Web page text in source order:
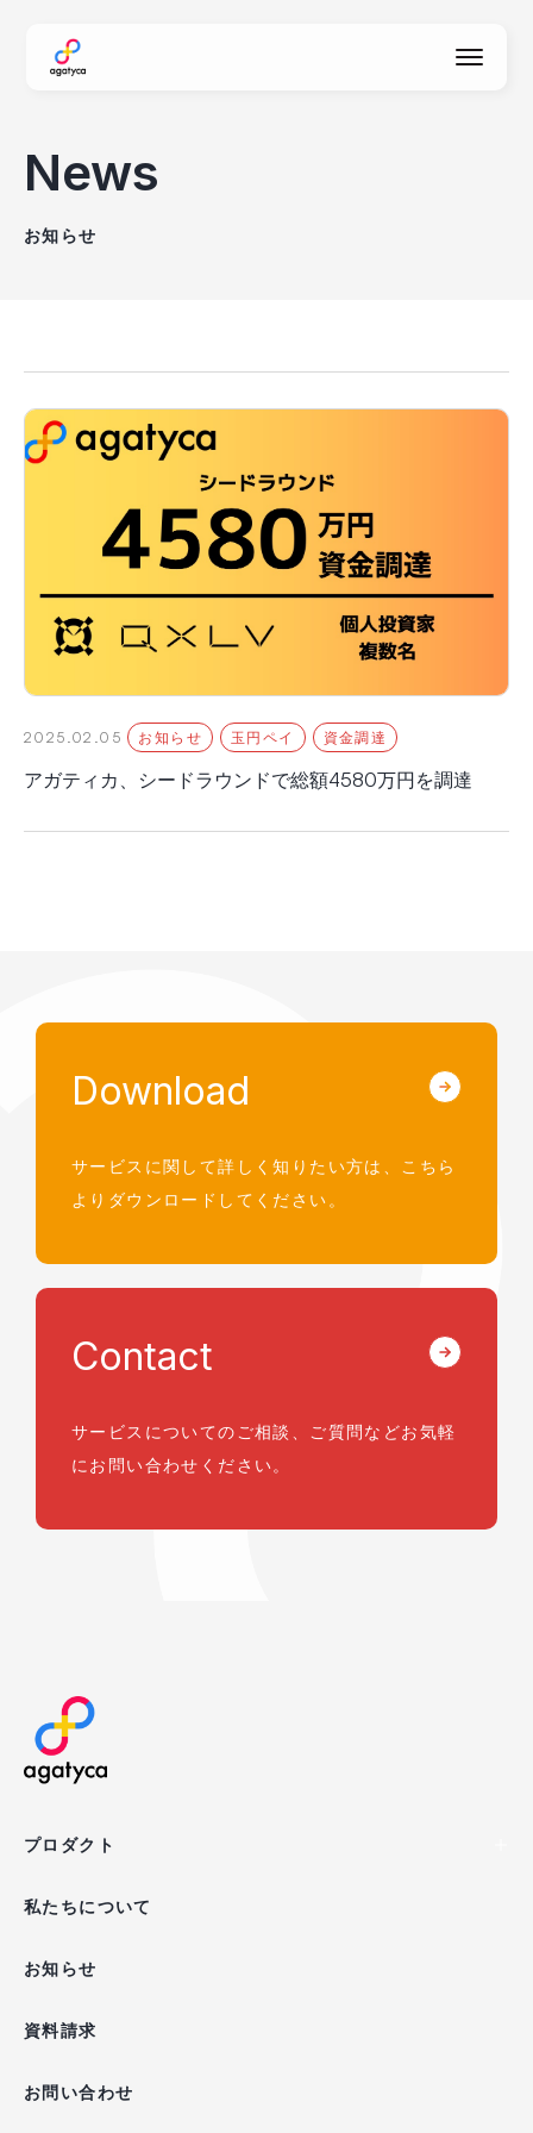
News
お知らせ
2025.02.05 お知らせ 玉円ペイ 資金調達
アガティカ、シードラウンドで総額4580万円を調達
Download
サービスに関して詳しく知りたい方は、
こちら
よりダウンロードしてください。
Contact
サービスについてのご相談、ご質問などお気軽
にお問い合わせください。
プロダクト
私たちについて
お知らせ
資料請求
お問い合わせ